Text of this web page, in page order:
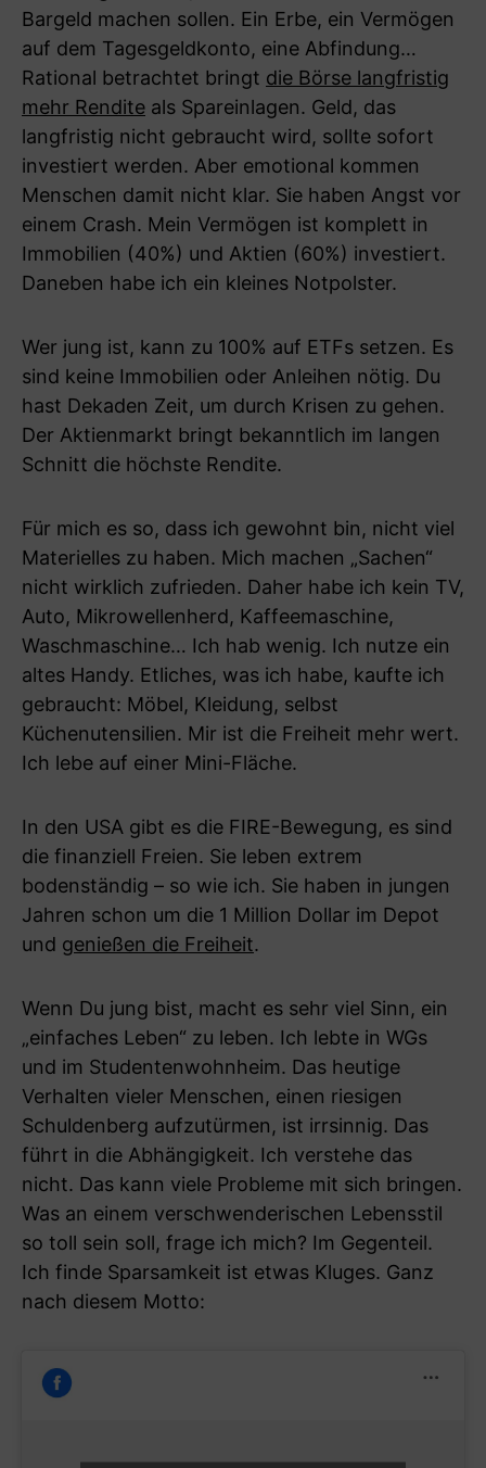
Bargeld machen sollen. Ein Erbe, ein Vermögen
auf dem Tagesgeldkonto, eine Abfindung…
Rational betrachtet bringt die Börse langfristig
mehr Rendite als Spareinlagen. Geld, das
langfristig nicht gebraucht wird, sollte sofort
investiert werden. Aber emotional kommen
Menschen damit nicht klar. Sie haben Angst vor
einem Crash. Mein Vermögen ist komplett in
Immobilien (40%) und Aktien (60%) investiert.
Daneben habe ich ein kleines Notpolster.
Wer jung ist, kann zu 100% auf ETFs setzen. Es
sind keine Immobilien oder Anleihen nötig. Du
hast Dekaden Zeit, um durch Krisen zu gehen.
Der Aktienmarkt bringt bekanntlich im langen
Schnitt die höchste Rendite.
Für mich es so, dass ich gewohnt bin, nicht viel
Materielles zu haben. Mich machen „Sachen“
nicht wirklich zufrieden. Daher habe ich kein TV,
Auto, Mikrowellenherd, Kaffeemaschine,
Waschmaschine… Ich hab wenig. Ich nutze ein
altes Handy. Etliches, was ich habe, kaufte ich
gebraucht: Möbel, Kleidung, selbst
Küchenutensilien. Mir ist die Freiheit mehr wert.
Ich lebe auf einer Mini-Fläche.
In den USA gibt es die FIRE-Bewegung, es sind
die finanziell Freien. Sie leben extrem
bodenständig – so wie ich. Sie haben in jungen
Jahren schon um die 1 Million Dollar im Depot
und genießen die Freiheit.
Wenn Du jung bist, macht es sehr viel Sinn, ein
„einfaches Leben“ zu leben. Ich lebte in WGs
und im Studentenwohnheim. Das heutige
Verhalten vieler Menschen, einen riesigen
Schuldenberg aufzutürmen, ist irrsinnig. Das
führt in die Abhängigkeit. Ich verstehe das
nicht. Das kann viele Probleme mit sich bringen.
Was an einem verschwenderischen Lebensstil
so toll sein soll, frage ich mich? Im Gegenteil.
Ich finde Sparsamkeit ist etwas Kluges. Ganz
nach diesem Motto: